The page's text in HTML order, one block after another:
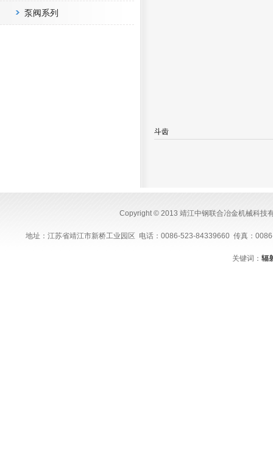
泵阀系列
斗齿
Copyright © 2013 靖江中钢联合冶金机械科技
地址：江苏省靖江市新桥工业园区 电话：0086-523-84339660 传真：
关键词：辐